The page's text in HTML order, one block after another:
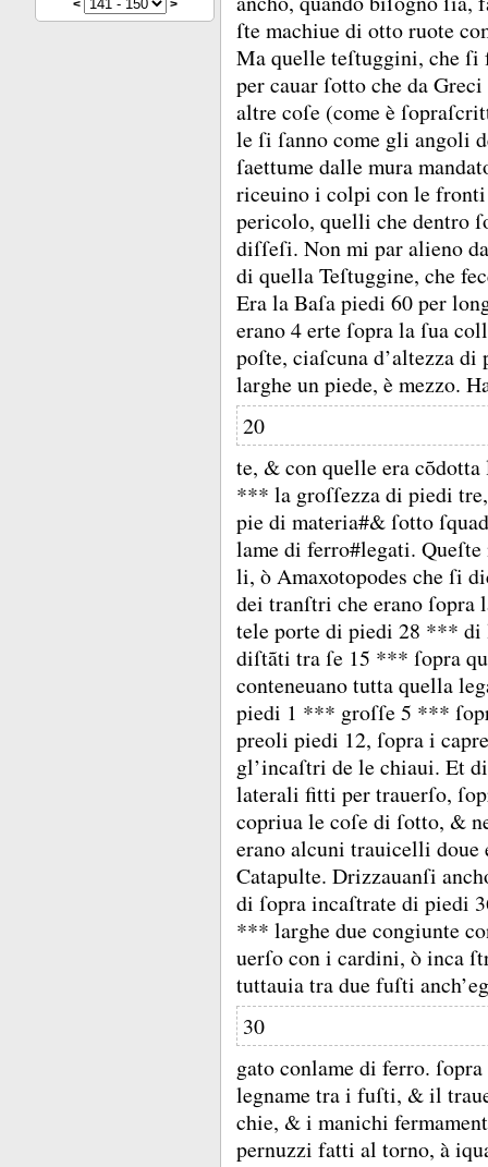
<
>
ſte machiue di otto ruote
Ma quelle teſtuggini, che ſi
per cauar ſotto che da
altre coſe (come è
le ſi ſanno come gli angoli
ſaettume dalle mura
riceuino i colpi con le fronti
pericolo, quelli che dentro
diſſeſi. Non mi par alieno
di quella Teſtuggine, che
Era la Baſa piedi 60 per
erano 4 erte ſopra la ſua
poſte, ciaſcuna d’altezza
larghe un piede, è mezzo.
20
te, &con quelle era
*** la groſſezza di piedi
pie di materia#&ſotto
lame di ferro#legati.
li, ò Amaxotopodes che ſi
dei tranſtri che erano ſopra
tele porte di piedi 28 ***
diſtãti tra ſe 15 *** ſopra
conteneuano tutta quella
piedi 1 *** groſſe 5 ***
preoli piedi 12, ſopra i
gl’incaſtri de le chiaui. Et
laterali fitti per trauerſo,
copriua le coſe di ſotto, &
erano alcuni trauicelli
Catapulte. Drizzauanſi
di ſopra incaſtrate di piedi
*** larghe due congiunte
uerſo con i cardini, ò inca
tuttauia tra due fuſti
30
gato conlame di ferro.
legname tra i fuſti, &il
chie, &i manichi
pernuzzi fatti al torno, à